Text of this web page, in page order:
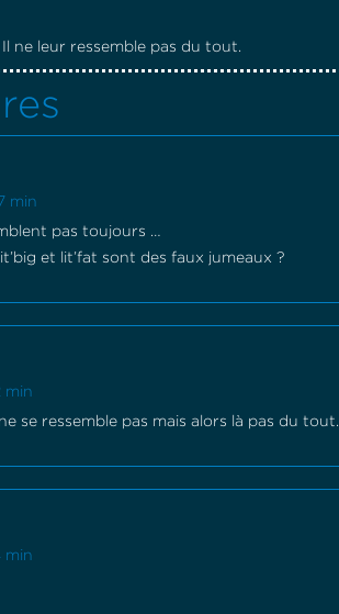
ne leur ressemble pas du tout.
min
pas toujours …
et lit’fat sont des faux jumeaux ?
min
se ressemble pas mais alors là pas du tout.
min